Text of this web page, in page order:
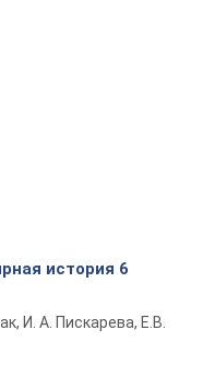
история 6
И. А. Пискарева, Е.В.